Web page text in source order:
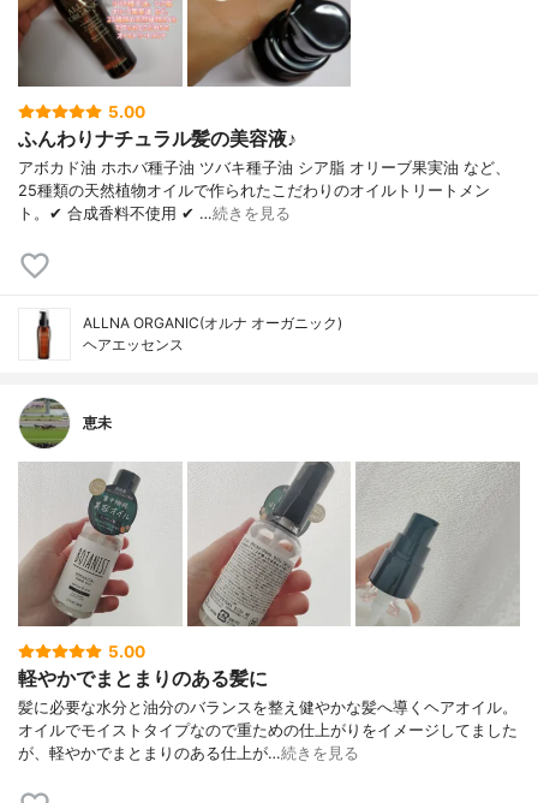
5.00
ふんわりナチュラル髪の美容液♪
アボカド油 ホホバ種子油 ツバキ種子油 シア脂 オリーブ果実油 など、
25種類の天然植物オイルで作られたこだわりのオイルトリートメン
ト。✔ 合成香料不使用 ✔ …続きを見る
ALLNA ORGANIC(オルナ オーガニック)
ヘアエッセンス
恵未
5.00
軽やかでまとまりのある髪に
髪に必要な水分と油分のバランスを整え健やかな髪へ導くヘアオイル。
オイルでモイストタイプなので重ための仕上がりをイメージしてました
が、軽やかでまとまりのある仕上が…続きを見る